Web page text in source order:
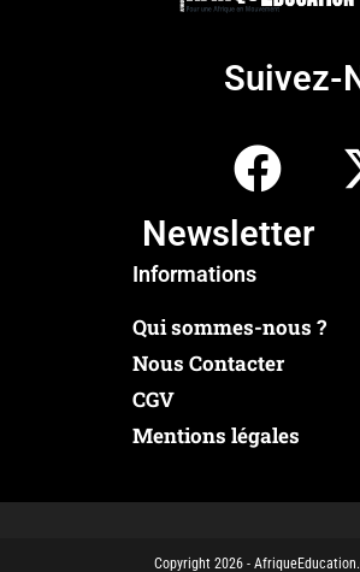
Suivez-
Newsletter
Informations
Qui sommes-nous ?
Nous Contacter
CGV
Mentions légales
Copyright 2026 -